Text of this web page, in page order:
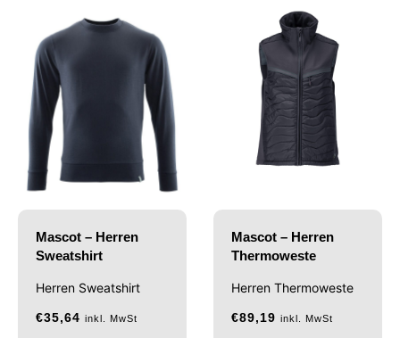
Mascot – Herren
Sweatshirt
Herren Sweatshirt
€35,64 inkl. MwSt
Mascot – Herren
Thermoweste
Herren Thermoweste
€89,19 inkl. MwSt